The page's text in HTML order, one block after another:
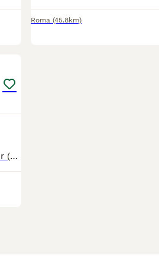
Roma (45.8km)
Disponibile bellissima cucciola di American Staffordshire Terrier (Amstaff). Disponibile Femmina. Viene consegnati con vaccino, libretto sanitario, sverminaizione, Pedigree alla richiesta. COSEGNIA possibile per tutta Italia con il trasportino autorizzato. Nata il 26/03. Pronta per la consegna. Per maggiori informazioni scrivere al seguente numero di cellulare: 3519630362